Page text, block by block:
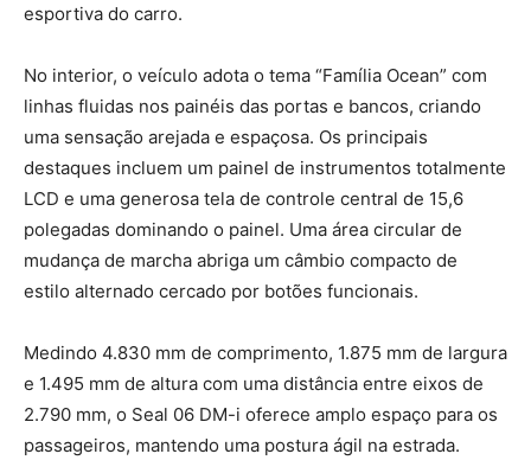
esportiva do carro.
No interior, o veículo adota o tema “Família Ocean” com
linhas fluidas nos painéis das portas e bancos, criando
uma sensação arejada e espaçosa. Os principais
destaques incluem um painel de instrumentos totalmente
LCD e uma generosa tela de controle central de 15,6
polegadas dominando o painel. Uma área circular de
mudança de marcha abriga um câmbio compacto de
estilo alternado cercado por botões funcionais.
Medindo 4.830 mm de comprimento, 1.875 mm de largura
e 1.495 mm de altura com uma distância entre eixos de
2.790 mm, o Seal 06 DM-i oferece amplo espaço para os
passageiros, mantendo uma postura ágil na estrada.